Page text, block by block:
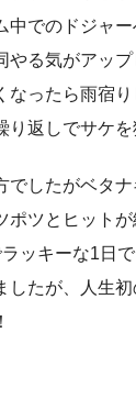
中でのドジャ
やる気がアッ
なったら雨宿
り返しでサケを
でしたがベタ
ポツとヒットが
ッキーな1日
したが、人生